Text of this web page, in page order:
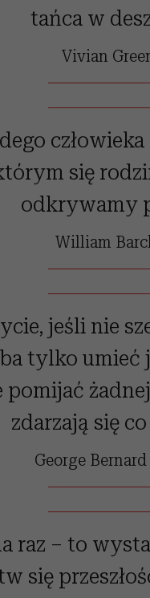
tańca w
Vivian
się
odkrywamy
William
jeśli nie
tylko umieć
pomijać
zdarzają się co
George
raz – to
się